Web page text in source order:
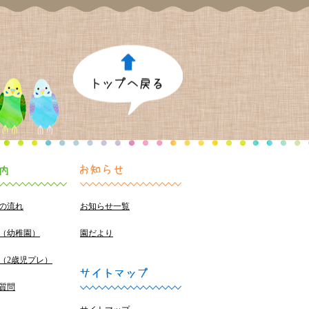
流れ
幼稚園）
2歳児プレ）
問
お知らせ一覧
園だより